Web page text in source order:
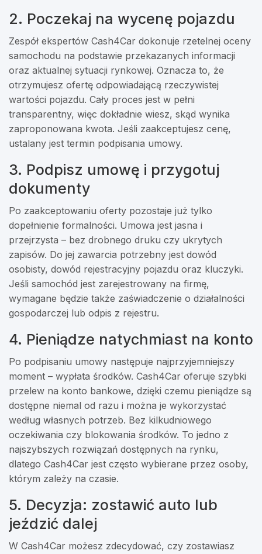
2. Poczekaj na wycenę pojazdu
Zespół ekspertów Cash4Car dokonuje rzetelnej oceny
samochodu na podstawie przekazanych informacji
oraz aktualnej sytuacji rynkowej. Oznacza to, że
otrzymujesz ofertę odpowiadającą rzeczywistej
wartości pojazdu. Cały proces jest w pełni
transparentny, więc dokładnie wiesz, skąd wynika
zaproponowana kwota. Jeśli zaakceptujesz cenę,
ustalany jest termin podpisania umowy.
3. Podpisz umowę i przygotuj
dokumenty
Po zaakceptowaniu oferty pozostaje już tylko
dopełnienie formalności. Umowa jest jasna i
przejrzysta – bez drobnego druku czy ukrytych
zapisów. Do jej zawarcia potrzebny jest dowód
osobisty, dowód rejestracyjny pojazdu oraz kluczyki.
Jeśli samochód jest zarejestrowany na firmę,
wymagane będzie także zaświadczenie o działalności
gospodarczej lub odpis z rejestru.
4. Pieniądze natychmiast na konto
Po podpisaniu umowy następuje najprzyjemniejszy
moment – wypłata środków. Cash4Car oferuje szybki
przelew na konto bankowe, dzięki czemu pieniądze są
dostępne niemal od razu i można je wykorzystać
według własnych potrzeb. Bez kilkudniowego
oczekiwania czy blokowania środków. To jedno z
najszybszych rozwiązań dostępnych na rynku,
dlatego Cash4Car jest często wybierane przez osoby,
którym zależy na czasie.
5. Decyzja: zostawić auto lub
jeździć dalej
W Cash4Car możesz zdecydować, czy zostawiasz